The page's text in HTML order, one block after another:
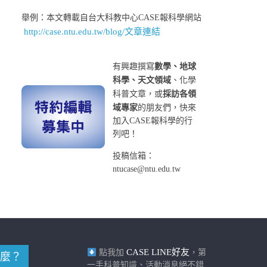
舉例：本文轉載自台大科教中心CASE報科學網站
http://case.ntu.edu.tw/blog/文章連結
有興趣撰寫數學、地球
科學、天文領域 、化學
科普文章，或採訪各領
域專家的朋友們，快來
加入CASE報科學的行
列吧！
投稿信箱：
ntucase@ntu.edu.tw
？ 點我加 CASE LINE好友 ，第
一手科普知識、活動消息絕不錯